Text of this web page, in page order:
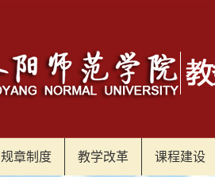
规章制度 教学改革 课程建设